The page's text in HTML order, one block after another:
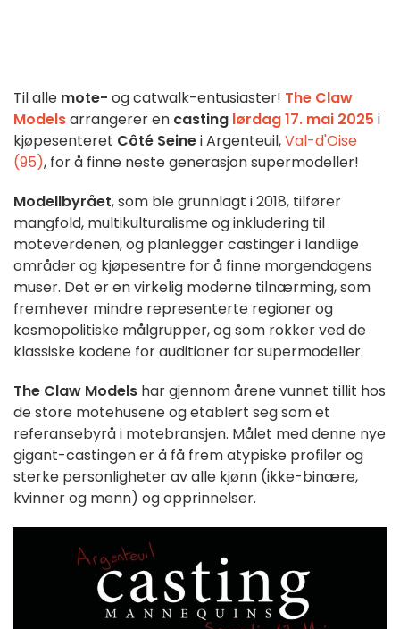
Til alle mote- og catwalk-entusiaster! The Claw
Modelsarrangerer en casting lørdag 17. mai 2025 i
kjøpesenteret Côté Seinei Argenteuil,Val-d'Oise
(95), for å finne neste generasjon supermodeller!
Modellbyrået, som ble grunnlagt i 2018, tilfører
mangfold, multikulturalisme og inkludering til
moteverdenen, og planlegger castinger i landlige
områder og kjøpesentre for å finne morgendagens
muser. Det er en virkelig moderne tilnærming, som
fremhever mindre representerte regioner og
kosmopolitiske målgrupper, og som rokker ved de
klassiske kodene for auditioner for supermodeller.
The Claw Models har gjennom årene vunnet tillit hos
de store motehusene og etablert seg som et
referansebyrå i motebransjen. Målet med denne nye
gigant-castingen er å få frem atypiske profiler og
sterke personligheter av alle kjønn (ikke-binære,
kvinner og menn) og opprinnelser.